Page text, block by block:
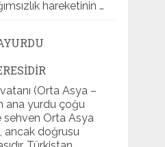
hareketinin …
(Orta Asya –
ana yurdu çoğu
sehven Orta Asya
ancak doğrusu